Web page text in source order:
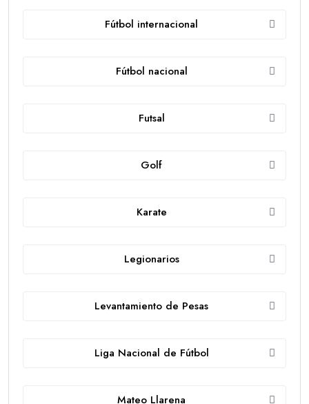
Fútbol internacional
Fútbol nacional
Futsal
Golf
Karate
Legionarios
Levantamiento de Pesas
Liga Nacional de Fútbol
Mateo Llarena